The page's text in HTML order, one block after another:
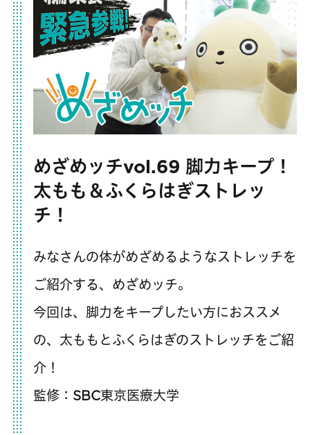
めざめッチvol.69 脚力キープ！
太もも＆ふくらはぎストレッ
チ！
みなさんの体がめざめるようなストレッチを
ご紹介する、めざめッチ。
今回は、脚力をキープしたい方におススメ
の、太ももとふくらはぎのストレッチをご紹
介！
監修：SBC東京医療大学